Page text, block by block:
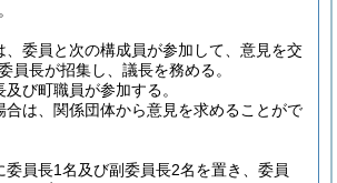
、委員と次の構成員が参加して、意見を交
員長が招集し、議長を務める。
び町職員が参加する。
合は、関係団体から意見を求めることがで
委員長1名及び副委員長2名を置き、委員